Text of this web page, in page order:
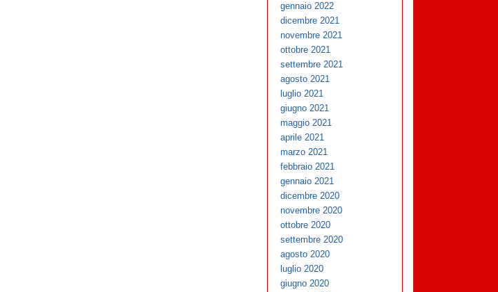
gennaio 2022
dicembre 2021
novembre 2021
ottobre 2021
settembre 2021
agosto 2021
luglio 2021
giugno 2021
maggio 2021
aprile 2021
marzo 2021
febbraio 2021
gennaio 2021
dicembre 2020
novembre 2020
ottobre 2020
settembre 2020
agosto 2020
luglio 2020
giugno 2020